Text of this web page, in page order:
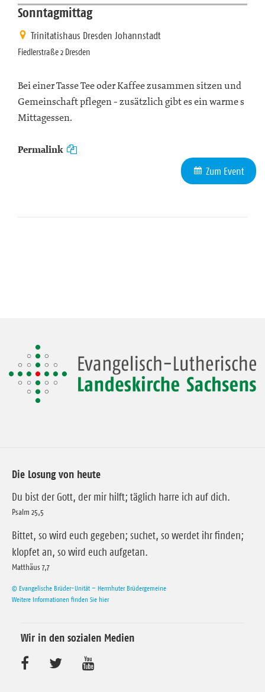
Sonntagmittag
Trinitatishaus Dresden Johannstadt
Fiedlerstraße 2 Dresden
Bei einer Tasse Tee oder Kaffee zusammen sitzen und
Gemeinschaft pflegen - zusätzlich gibt es ein warme s
Mittagessen.
Permalink
Zum Event
Die Losung von heute
Du bist der Gott, der mir hilft; täglich harre ich auf dich.
Psalm 25,5
Bittet, so wird euch gegeben; suchet, so werdet ihr finden;
klopfet an, so wird euch aufgetan.
Matthäus 7,7
© Evangelische Brüder-Unität – Herrnhuter Brüdergemeine
Weitere Informationen finden Sie hier
Wir in den sozialen Medien
B